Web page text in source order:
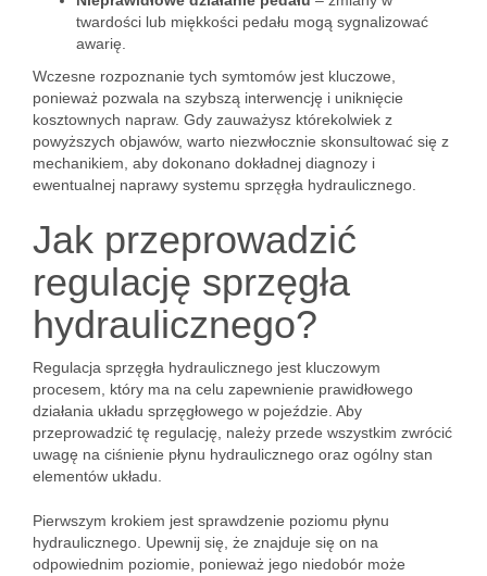
twardości lub miękkości pedału mogą sygnalizować
awarię.
Wczesne rozpoznanie tych symtomów jest kluczowe,
ponieważ pozwala na szybszą interwencję i uniknięcie
kosztownych napraw. Gdy zauważysz którekolwiek z
powyższych objawów, warto niezwłocznie skonsultować się z
mechanikiem, aby dokonano dokładnej diagnozy i
ewentualnej naprawy systemu sprzęgła hydraulicznego.
Jak przeprowadzić
regulację sprzęgła
hydraulicznego?
Regulacja sprzęgła hydraulicznego jest kluczowym
procesem, który ma na celu zapewnienie prawidłowego
działania układu sprzęgłowego w pojeździe. Aby
przeprowadzić tę regulację, należy przede wszystkim zwrócić
uwagę na ciśnienie płynu hydraulicznego oraz ogólny stan
elementów układu.
Pierwszym krokiem jest sprawdzenie poziomu płynu
hydraulicznego. Upewnij się, że znajduje się on na
odpowiednim poziomie, ponieważ jego niedobór może